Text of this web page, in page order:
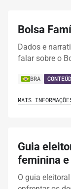
Bolsa
Dados e
falar sobre o
BRA
MAIS
Guia
feminina e
O guia